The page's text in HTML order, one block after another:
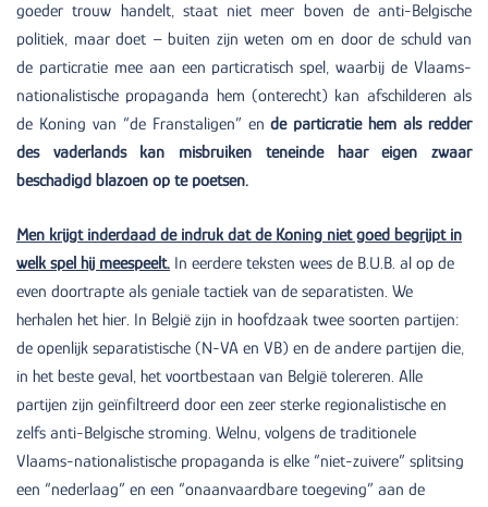
goeder trouw handelt, staat niet meer boven de anti-Belgische
politiek, maar doet – buiten zijn weten om en door de schuld van
de particratie mee aan een particratisch spel, waarbij de Vlaams-
nationalistische propaganda hem (onterecht) kan afschilderen als
de Koning van “de Franstaligen” en de particratie hem als redder
des vaderlands kan misbruiken teneinde haar eigen zwaar
beschadigd blazoen op te poetsen.
Men krijgt inderdaad de indruk dat de Koning niet goed begrijpt in
welk spel hij meespeelt. In eerdere teksten wees de B.U.B. al op de
even doortrapte als geniale tactiek van de separatisten. We
herhalen het hier. In België zijn in hoofdzaak twee soorten partijen:
de openlijk separatistische (N-VA en VB) en de andere partijen die,
in het beste geval, het voortbestaan van België tolereren. Alle
partijen zijn geïnfiltreerd door een zeer sterke regionalistische en
zelfs anti-Belgische stroming. Welnu, volgens de traditionele
Vlaams-nationalistische propaganda is elke “niet-zuivere” splitsing
een “nederlaag” en een “onaanvaardbare toegeving” aan de